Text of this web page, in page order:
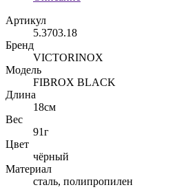
Артикул
5.3703.18
Бренд
VICTORINOX
Модель
FIBROX BLACK
Длина
18см
Вес
91г
Цвет
чёрный
Материал
сталь, полипропилен